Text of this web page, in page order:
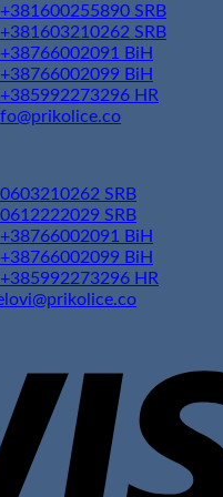
SRB
SRB
BiH
BiH
HR
SRB
SRB
BiH
BiH
HR